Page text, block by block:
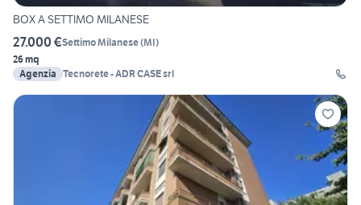
BOX A SETTIMO MILANESE
27.000 €Settimo Milanese(MI)
26 mq
Agenzia Tecnorete - ADR CASE srl